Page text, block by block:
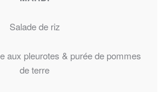
Salade de riz
aux pleurotes & purée de pommes
de terre